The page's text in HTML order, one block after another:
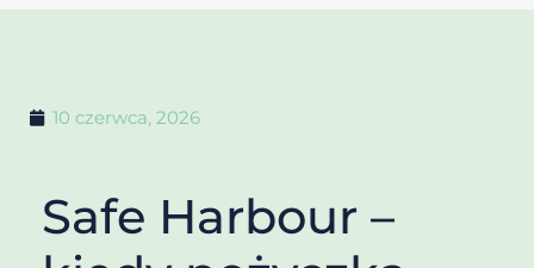
10 czerwca, 2026
Safe Harbour –